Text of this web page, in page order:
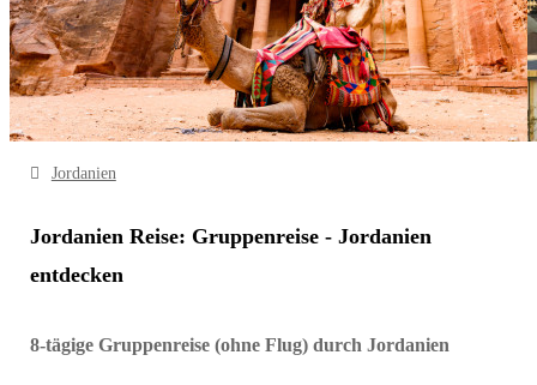
Jordanien
Jordanien Reise: Gruppenreise - Jordanien
entdecken
8-tägige Gruppenreise (ohne Flug) durch Jordanien